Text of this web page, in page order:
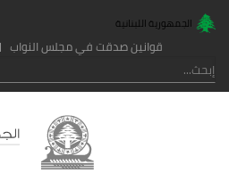
الجمهورية اللبنانية
قوانين صدقت في مجلس النواب